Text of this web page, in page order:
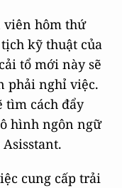
viên hôm thứ
tịch kỹ thuật của
tổ mới này sẽ
phải nghỉ việc.
tìm cách đẩy
hình ngôn ngữ
cung cấp trải